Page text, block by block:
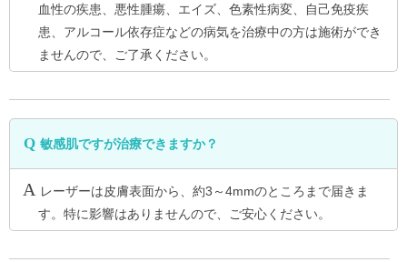
血性の疾患、悪性腫瘍、エイズ、色素性病変、自己免疫疾
患、アルコール依存症などの病気を治療中の方は施術ができ
ませんので、ご了承ください。
敏感肌ですが治療できますか？
レーザーは皮膚表面から、約3～4mmのところまで届きま
す。特に影響はありませんので、ご安心ください。